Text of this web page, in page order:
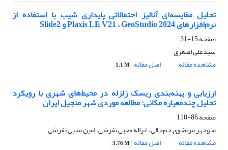
تحلیل مقایسه‌ای آنالیز احتمالاتی پایداری شیب با استفاده از
نرم‌افزارهای Plaxis LE V21 ، GeoStudio 2024 و Slide2
صفحه15-31
سیدعلی اصغری
مشاهده مقاله
اصل مقاله 1.1 M
ارزیابی و پهنه‌بندی ریسک زلزله در محیط‌های شهری با رویکرد
تحلیل چندمعیاره مکانی: مطالعه موردی شهر منجیل ایران
صفحه86-110
منوچهر مرتضوی چم‌چالی، غزاله محبی تفرشی، امین محبی تفرشی
مشاهده مقاله
اصل مقاله 3.76 M